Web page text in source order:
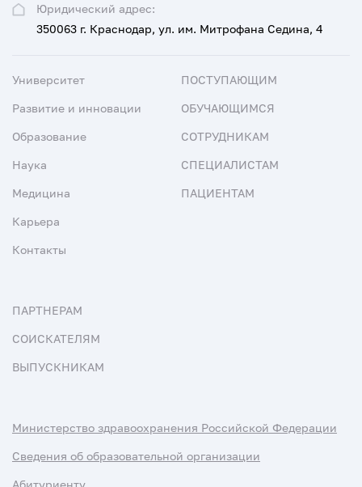
Юридический адрес:
350063 г. Краснодар, ул. им. Митрофана Седина, 4
Университет
Развитие и инновации
Образование
Наука
Медицина
Карьера
Контакты
ПОСТУПАЮЩИМ
ОБУЧАЮЩИМСЯ
СОТРУДНИКАМ
СПЕЦИАЛИСТАМ
ПАЦИЕНТАМ
ПАРТНЕРАМ
СОИСКАТЕЛЯМ
ВЫПУСКНИКАМ
Министерство здравоохранения Российской Федерации
Сведения об образовательной организации
Абитуриенту